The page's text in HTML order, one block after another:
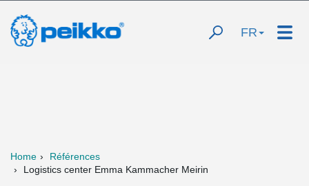
FR
Home
Références
Logistics center Emma Kammacher Meirin